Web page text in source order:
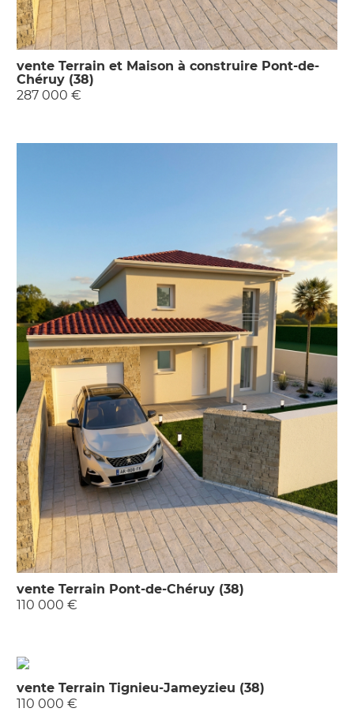
vente Terrain et Maison à construire Pont-de-
Chéruy (38)
287 000 €
vente Terrain Pont-de-Chéruy (38)
110 000 €
vente Terrain Tignieu-Jameyzieu (38)
110 000 €